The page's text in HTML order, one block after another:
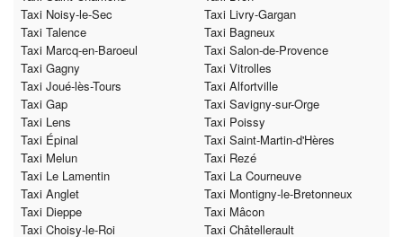
Taxi Noisy-le-Sec
Taxi Livry-Gargan
Taxi Talence
Taxi Bagneux
Taxi Marcq-en-Baroeul
Taxi Salon-de-Provence
Taxi Gagny
Taxi Vitrolles
Taxi Joué-lès-Tours
Taxi Alfortville
Taxi Gap
Taxi Savigny-sur-Orge
Taxi Lens
Taxi Poissy
Taxi Épinal
Taxi Saint-Martin-d'Hères
Taxi Melun
Taxi Rezé
Taxi Le Lamentin
Taxi La Courneuve
Taxi Anglet
Taxi Montigny-le-Bretonneux
Taxi Dieppe
Taxi Mâcon
Taxi Choisy-le-Roi
Taxi Châtellerault